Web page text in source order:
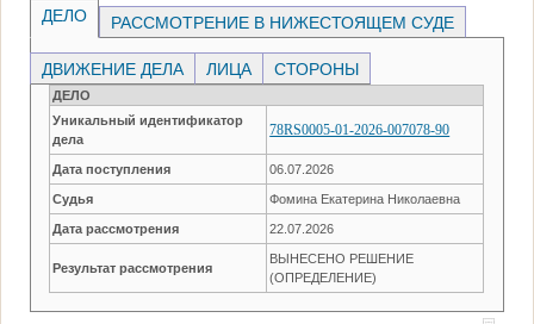
ДЕЛО РАССМОТРЕНИЕ В НИЖЕСТОЯЩЕМ СУДЕ
ДВИЖЕНИЕ ДЕЛА ЛИЦА СТОРОНЫ
ДЕЛО
Уникальный идентификатор
дела
78RS0005-01-2026-007078-90
Дата поступления 06.07.2026
Судья Фомина Екатерина Николаевна
Дата рассмотрения 22.07.2026
Результат рассмотрения
ВЫНЕСЕНО РЕШЕНИЕ
(ОПРЕДЕЛЕНИЕ)